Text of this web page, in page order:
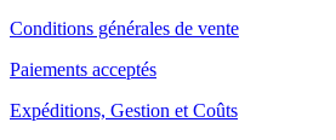
Conditions générales de vente
Paiements acceptés
Expéditions, Gestion et Coûts